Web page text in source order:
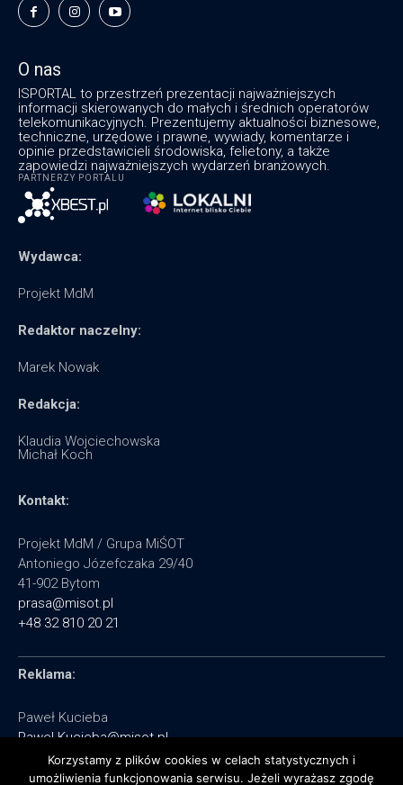
O nas
ISPORTAL to przestrzeń prezentacji najważniejszych
informacji skierowanych do małych i średnich operatorów
telekomunikacyjnych. Prezentujemy aktualności biznesowe,
techniczne, urzędowe i prawne, wywiady, komentarze i
opinie przedstawicieli środowiska, felietony, a także
zapowiedzi najważniejszych wydarzeń branżowych.
PARTNERZY PORTALU
Wydawca:
Projekt MdM
Redaktor naczelny:
Marek Nowak
Redakcja:
Klaudia Wojciechowska
Michał Koch
Kontakt:
Projekt MdM / Grupa MiŚOT
Antoniego Józefczaka 29/40
41-902 Bytom
prasa@misot.pl
+48 32 810 20 21
Reklama:
Paweł Kucieba
Pawel.Kucieba@misot.pl
+48 602 495 064
Korzystamy z plików cookies w celach statystycznych i
umożliwienia funkcjonowania serwisu. Jeżeli wyrażasz zgodę